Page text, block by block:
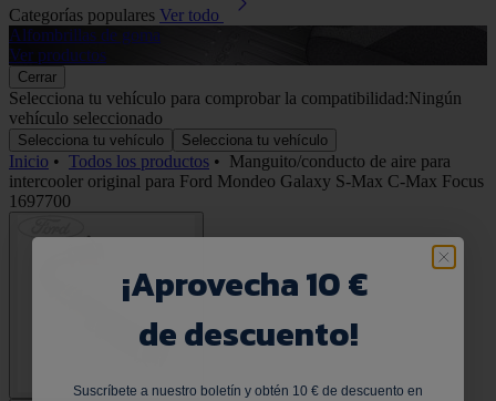
Categorías populares Ver todo
Alfombrillas de goma
Ver productos
Cerrar
Selecciona tu vehículo para comprobar la compatibilidad:Ningún
vehículo seleccionado
Selecciona tu vehículo Selecciona tu vehículo
Inicio • Todos los productos • Manguito/conducto de aire para
intercooler original para Ford Mondeo Galaxy S-Max C-Max Focus
1697700
¡Aprovecha 10 €
de descuento!
Suscríbete a nuestro boletín y obtén 10 € de descuento en